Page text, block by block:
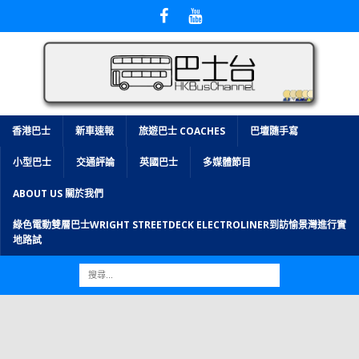
香港巴士 新車速報 旅遊巴士 COACHES 巴壇隨手寫
小型巴士 交通評論 英國巴士 多媒體節目
ABOUT US 關於我們
綠色電動雙層巴士WRIGHT STREETDECK ELECTROLINER到訪愉景灣進行實
地路試